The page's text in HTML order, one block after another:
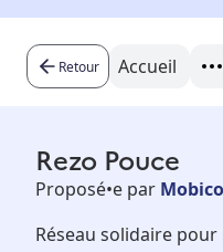
Besoin d'aide ?
Retour Accueil
Rezo Pouce
Proposé•e par
Réseau solidaire